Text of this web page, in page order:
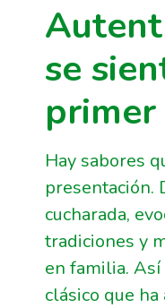
se
Hay sabores
presentación.
cucharada,
tradiciones y
en familia. Así
clásico que